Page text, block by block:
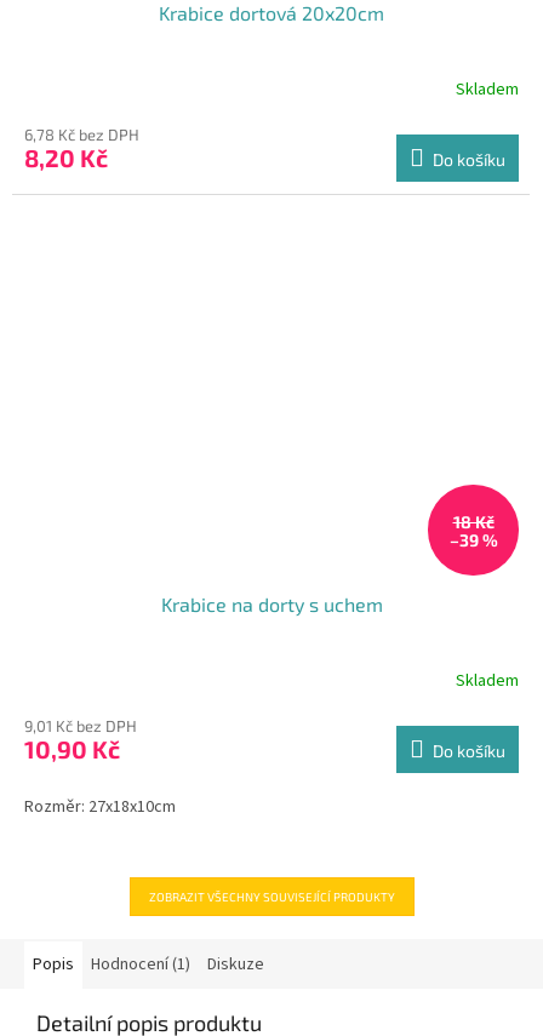
Krabice dortová 20x20cm
produktu
je
Skladem
6,78 Kč bez DPH
8,20 Kč Do košíku
18 Kč
–39 %
Krabice na dorty s uchem
produktu
je
z
Skladem
9,01 Kč bez DPH
10,90 Kč Do košíku
Rozměr: 27x18x10cm
ZOBRAZIT VŠECHNY SOUVISEJÍCÍ PRODUKTY
Popis Hodnocení (1) Diskuze
Detailní popis produktu